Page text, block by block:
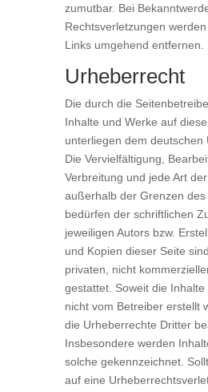
zumutbar. Bei
Rechtsverletzungen
Links umgehend entfernen.
Urheberrecht
Die durch die
Inhalte und Werke auf
unterliegen dem deutschen
Die Vervielfältigung,
Verbreitung und jede Art
außerhalb der Grenzen
bedürfen der schriftlichen
jeweiligen Autors bzw.
und Kopien dieser Seite
privaten, nicht
gestattet. Soweit die
nicht vom Betreiber erstellt
die Urheberrechte Dritter
Insbesondere werden
solche gekennzeichnet.
auf eine